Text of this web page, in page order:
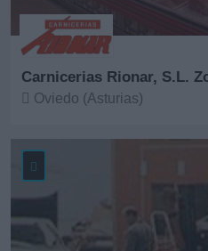
Carnicerias Rionar, S.L.
Oviedo (Asturias)